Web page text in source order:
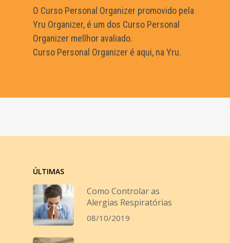
O Curso Personal Organizer promovido pela
Yru Organizer, é um dos Curso Personal
Organizer mellhor avaliado.
Curso Personal Organizer é aqui, na Yru.
ÚLTIMAS
Como Controlar as
Alergias Respiratórias
08/10/2019